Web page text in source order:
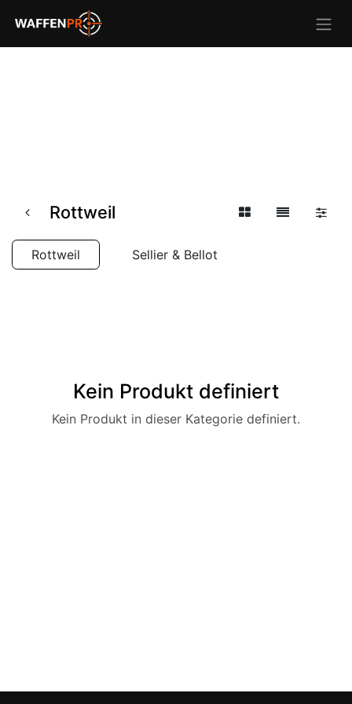
Rottweil
Rottweil Sellier & Bellot
Kein Produkt definiert
Kein Produkt in dieser Kategorie definiert.